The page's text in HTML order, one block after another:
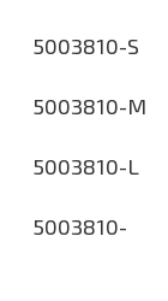
5003810-S
5003810-M
5003810-L
5003810-